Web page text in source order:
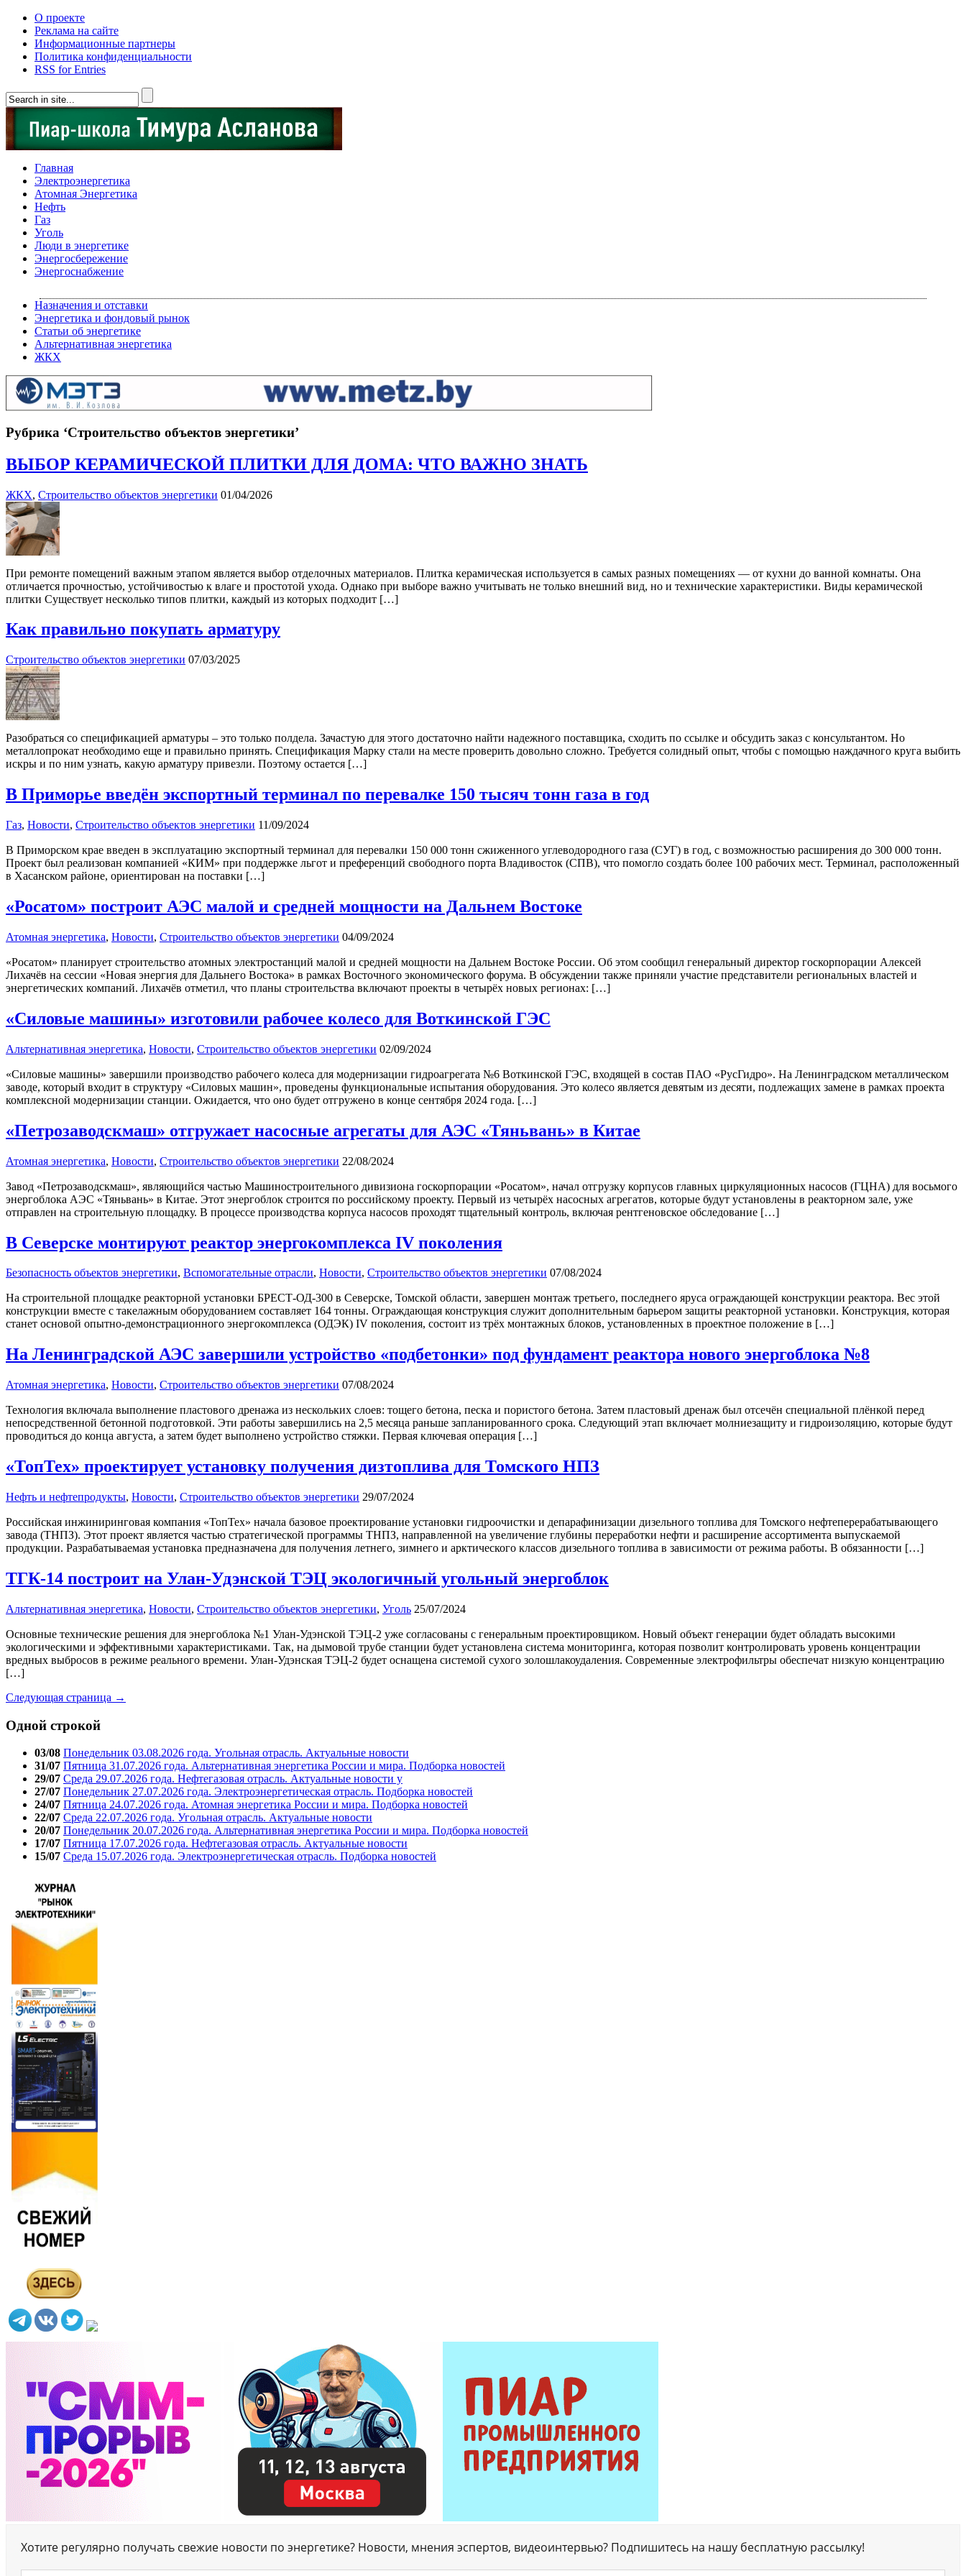
О проекте
Реклама на сайте
Информационные партнеры
Политика конфиденциальности
RSS for Entries
Главная
Электроэнергетика
Атомная Энергетика
Нефть
Газ
Уголь
Люди в энергетике
Энергосбережение
Энергоснабжение
Назначения и отставки
Энергетика и фондовый рынок
Статьи об энергетике
Альтернативная энергетика
ЖКХ
Рубрика ‘Строительство объектов энергетики’
ВЫБОР КЕРАМИЧЕСКОЙ ПЛИТКИ ДЛЯ ДОМА: ЧТО ВАЖНО ЗНАТЬ
ЖКХ, Строительство объектов энергетики 01/04/2026
При ремонте помещений важным этапом является выбор отделочных материалов. Плитка керамическая используется в самых разных помещениях — от кухни до ванной комнаты. Она
отличается прочностью, устойчивостью к влаге и простотой ухода. Однако при выборе важно учитывать не только внешний вид, но и технические характеристики. Виды керамической
плитки Существует несколько типов плитки, каждый из которых подходит […]
Как правильно покупать арматуру
Строительство объектов энергетики 07/03/2025
Разобраться со спецификацией арматуры – это только полдела. Зачастую для этого достаточно найти надежного поставщика, сходить по ссылке и обсудить заказ с консультантом. Но
металлопрокат необходимо еще и правильно принять. Спецификация Марку стали на месте проверить довольно сложно. Требуется солидный опыт, чтобы с помощью наждачного круга выбить
искры и по ним узнать, какую арматуру привезли. Поэтому остается […]
В Приморье введён экспортный терминал по перевалке 150 тысяч тонн газа в год
Газ, Новости, Строительство объектов энергетики 11/09/2024
В Приморском крае введен в эксплуатацию экспортный терминал для перевалки 150 000 тонн сжиженного углеводородного газа (СУГ) в год, с возможностью расширения до 300 000 тонн.
Проект был реализован компанией «КИМ» при поддержке льгот и преференций свободного порта Владивосток (СПВ), что помогло создать более 100 рабочих мест. Терминал, расположенный
в Хасанском районе, ориентирован на поставки […]
«Росатом» построит АЭС малой и средней мощности на Дальнем Востоке
Атомная энергетика, Новости, Строительство объектов энергетики 04/09/2024
«Росатом» планирует строительство атомных электростанций малой и средней мощности на Дальнем Востоке России. Об этом сообщил генеральный директор госкорпорации Алексей
Лихачёв на сессии «Новая энергия для Дальнего Востока» в рамках Восточного экономического форума. В обсуждении также приняли участие представители региональных властей и
энергетических компаний. Лихачёв отметил, что планы строительства включают проекты в четырёх новых регионах: […]
«Силовые машины» изготовили рабочее колесо для Воткинской ГЭС
Альтернативная энергетика, Новости, Строительство объектов энергетики 02/09/2024
«Силовые машины» завершили производство рабочего колеса для модернизации гидроагрегата №6 Воткинской ГЭС, входящей в состав ПАО «РусГидро». На Ленинградском металлическом
заводе, который входит в структуру «Силовых машин», проведены функциональные испытания оборудования. Это колесо является девятым из десяти, подлежащих замене в рамках проекта
комплексной модернизации станции. Ожидается, что оно будет отгружено в конце сентября 2024 года. […]
«Петрозаводскмаш» отгружает насосные агрегаты для АЭС «Тяньвань» в Китае
Атомная энергетика, Новости, Строительство объектов энергетики 22/08/2024
Завод «Петрозаводскмаш», являющийся частью Машиностроительного дивизиона госкорпорации «Росатом», начал отгрузку корпусов главных циркуляционных насосов (ГЦНА) для восьмого
энергоблока АЭС «Тяньвань» в Китае. Этот энергоблок строится по российскому проекту. Первый из четырёх насосных агрегатов, которые будут установлены в реакторном зале, уже
отправлен на строительную площадку. В процессе производства корпуса насосов проходят тщательный контроль, включая рентгеновское обследование […]
В Северске монтируют реактор энергокомплекса IV поколения
Безопасность объектов энергетики, Вспомогательные отрасли, Новости, Строительство объектов энергетики 07/08/2024
На строительной площадке реакторной установки БРЕСТ-ОД-300 в Северске, Томской области, завершен монтаж третьего, последнего яруса ограждающей конструкции реактора. Вес этой
конструкции вместе с такелажным оборудованием составляет 164 тонны. Ограждающая конструкция служит дополнительным барьером защиты реакторной установки. Конструкция, которая
станет основой опытно-демонстрационного энергокомплекса (ОДЭК) IV поколения, состоит из трёх монтажных блоков, установленных в проектное положение в […]
На Ленинградской АЭС завершили устройство «подбетонки» под фундамент реактора нового энергоблока №8
Атомная энергетика, Новости, Строительство объектов энергетики 07/08/2024
Технология включала выполнение пластового дренажа из нескольких слоев: тощего бетона, песка и пористого бетона. Затем пластовый дренаж был отсечён специальной плёнкой перед
непосредственной бетонной подготовкой. Эти работы завершились на 2,5 месяца раньше запланированного срока. Следующий этап включает молниезащиту и гидроизоляцию, которые будут
проводиться до конца августа, а затем будет выполнено устройство стяжки. Первая ключевая операция […]
«ТопТех» проектирует установку получения дизтоплива для Томского НПЗ
Нефть и нефтепродукты, Новости, Строительство объектов энергетики 29/07/2024
Российская инжиниринговая компания «ТопТех» начала базовое проектирование установки гидроочистки и депарафинизации дизельного топлива для Томского нефтеперерабатывающего
завода (ТНПЗ). Этот проект является частью стратегической программы ТНПЗ, направленной на увеличение глубины переработки нефти и расширение ассортимента выпускаемой
продукции. Разрабатываемая установка предназначена для получения летнего, зимнего и арктического классов дизельного топлива в зависимости от режима работы. В обязанности […]
ТГК-14 построит на Улан-Удэнской ТЭЦ экологичный угольный энергоблок
Альтернативная энергетика, Новости, Строительство объектов энергетики, Уголь 25/07/2024
Основные технические решения для энергоблока №1 Улан-Удэнской ТЭЦ-2 уже согласованы с генеральным проектировщиком. Новый объект генерации будет обладать высокими
экологическими и эффективными характеристиками. Так, на дымовой трубе станции будет установлена система мониторинга, которая позволит контролировать уровень концентрации
вредных выбросов в режиме реального времени. Улан-Удэнская ТЭЦ-2 будет оснащена системой сухого золошлакоудаления. Современные электрофильтры обеспечат низкую концентрацию
[…]
Следующая страница →
Одной строкой
03/08 Понедельник 03.08.2026 года. Угольная отрасль. Актуальные новости
31/07 Пятница 31.07.2026 года. Альтернативная энергетика России и мира. Подборка новостей
29/07 Среда 29.07.2026 года. Нефтегазовая отрасль. Актуальные новости у
27/07 Понедельник 27.07.2026 года. Электроэнергетическая отрасль. Подборка новостей
24/07 Пятница 24.07.2026 года. Атомная энергетика России и мира. Подборка новостей
22/07 Среда 22.07.2026 года. Угольная отрасль. Актуальные новости
20/07 Понедельник 20.07.2026 года. Альтернативная энергетика России и мира. Подборка новостей
17/07 Пятница 17.07.2026 года. Нефтегазовая отрасль. Актуальные новости
15/07 Среда 15.07.2026 года. Электроэнергетическая отрасль. Подборка новостей
Хотите регулярно получать свежие новости по энергетике? Новости, мнения эспертов, видеоинтервью? Подпишитесь на нашу бесплатную рассылку!